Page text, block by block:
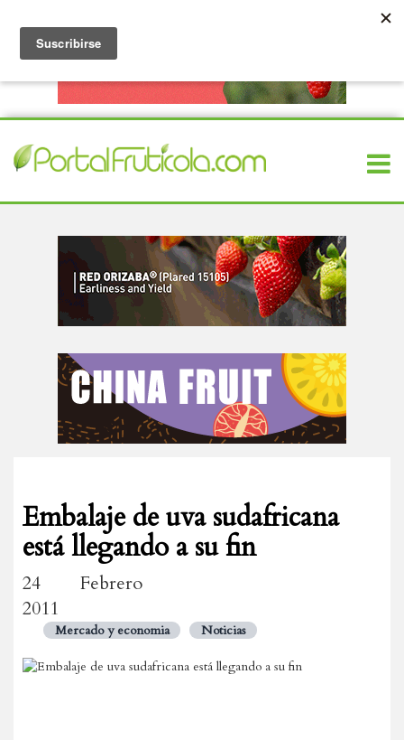
Embalaje de uva sudafricana
está llegando a su fin
24 Febrero
2011
Mercado y economia Noticias